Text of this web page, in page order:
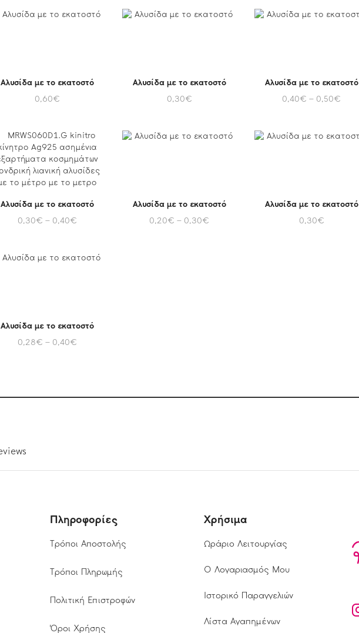
Αλυσίδα με το εκατοστό
0,60€
Αλυσίδα με το εκατοστό
0,30€
Αλυσίδα με το εκατοστό
0,40€ – 0,50€
Αλυσίδα με το εκατοστό
0,30€ – 0,40€
Αλυσίδα με το εκατοστό
0,20€ – 0,30€
Αλυσίδα με το εκατοστό
0,30€
Αλυσίδα με το εκατοστό
0,28€ – 0,40€
Πληροφορίες
Τρόποι Αποστολής
Τρόποι Πληρωμής
Πολιτική Επιστροφών
Όροι Χρήσης
Χρήσιμα
Ωράριο Λειτουργίας
Ο Λογαριασμός Μου
Ιστορικό Παραγγελιών
Λίστα Αγαπημένων